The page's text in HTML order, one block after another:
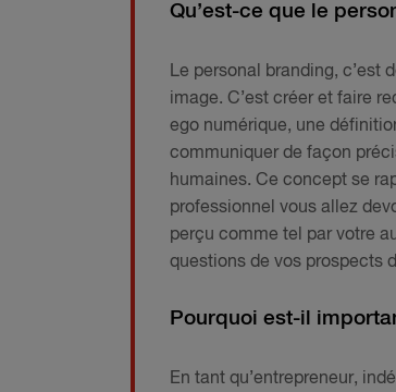
Qu’est-ce que le
Le personal branding, c’est
image. C’est créer et faire
ego numérique, une
communiquer de façon
humaines. Ce concept se
professionnel vous allez
perçu comme tel par votre
questions de vos prospects
Pourquoi est-il
En tant qu’entrepreneur,